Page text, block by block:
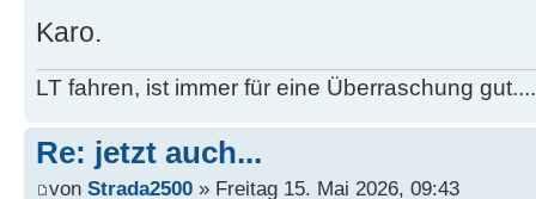
Karo.
LT fahren, ist immer für eine Überraschung
Re: jetzt auch...
von Strada2500 » Freitag 15. Mai 2026, 09:43